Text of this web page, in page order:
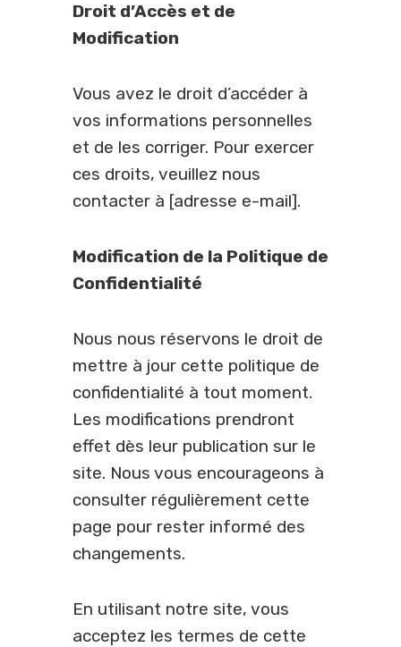
Droit d’Accès et de
Modification
Vous avez le droit d’accéder à
vos informations personnelles
et de les corriger. Pour exercer
ces droits, veuillez nous
contacter à [adresse e-mail].
Modification de la Politique de
Confidentialité
Nous nous réservons le droit de
mettre à jour cette politique de
confidentialité à tout moment.
Les modifications prendront
effet dès leur publication sur le
site. Nous vous encourageons à
consulter régulièrement cette
page pour rester informé des
changements.
En utilisant notre site, vous
acceptez les termes de cette